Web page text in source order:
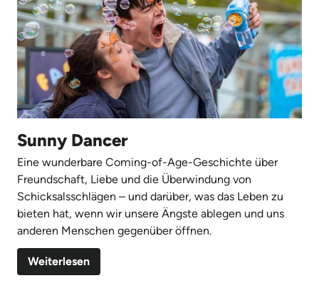
Sunny Dancer
Eine wunderbare Coming-of-Age-Geschichte über
Freundschaft, Liebe und die Überwindung von
Schicksalsschlägen – und darüber, was das Leben zu
bieten hat, wenn wir unsere Ängste ablegen und uns
anderen Menschen gegenüber öffnen.
Weiterlesen